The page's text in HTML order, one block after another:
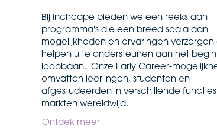
Bij Inchcape bieden we een reeks aan
programma's die een breed scala aan
mogelijkheden en ervaringen verzorgen
helpen u te ondersteunen aan het
loopbaan. Onze Early Career-
omvatten leerlingen, studenten en
afgestudeerden in verschillende
markten wereldwijd.
Ontdek meer